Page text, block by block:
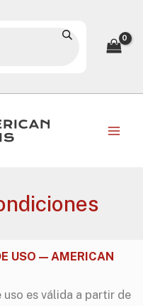
USO — AMERICAN
es válida a partir de